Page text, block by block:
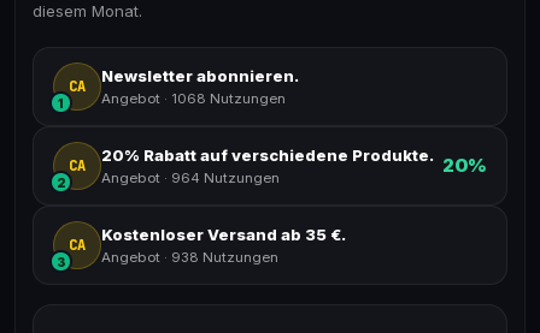
diesem Monat.
CA
1
Newsletter abonnieren.
Angebot · 1068 Nutzungen
CA
2
20% Rabatt auf verschiedene Produkte.
Angebot · 964 Nutzungen
20%
CA
3
Kostenloser Versand ab 35 €.
Angebot · 938 Nutzungen